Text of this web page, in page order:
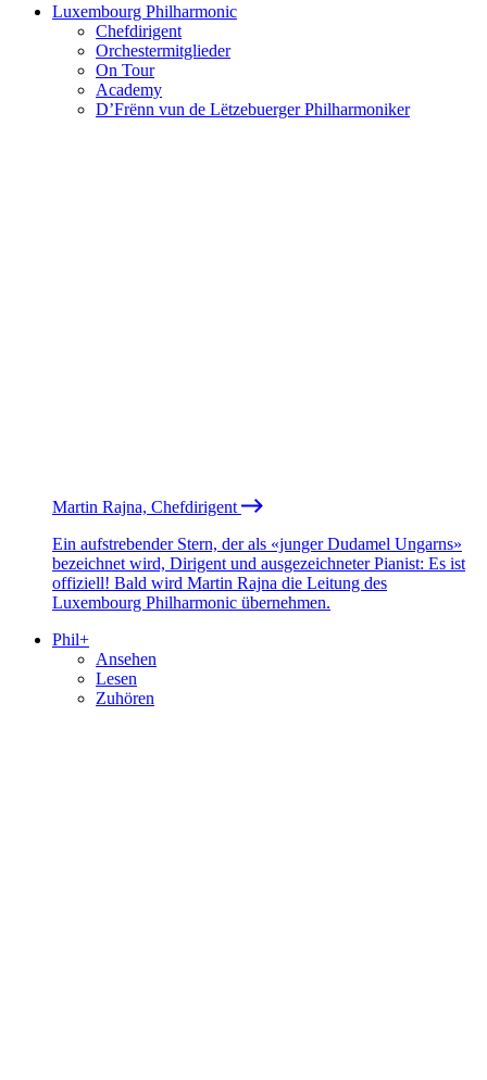
Luxembourg Philharmonic
Chefdirigent
Orchestermitglieder
On Tour
Academy
D’Frënn vun de Lëtzebuerger Philharmoniker
Martin Rajna, Chefdirigent
Ein aufstrebender Stern, der als «junger Dudamel Ungarns»
bezeichnet wird, Dirigent und ausgezeichneter Pianist: Es ist
offiziell! Bald wird Martin Rajna die Leitung des
Luxembourg Philharmonic übernehmen.
Phil+
Ansehen
Lesen
Zuhören